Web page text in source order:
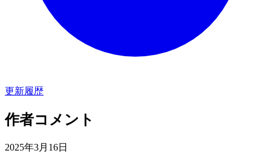
更新履歴
作者コメント
2025年3月16日